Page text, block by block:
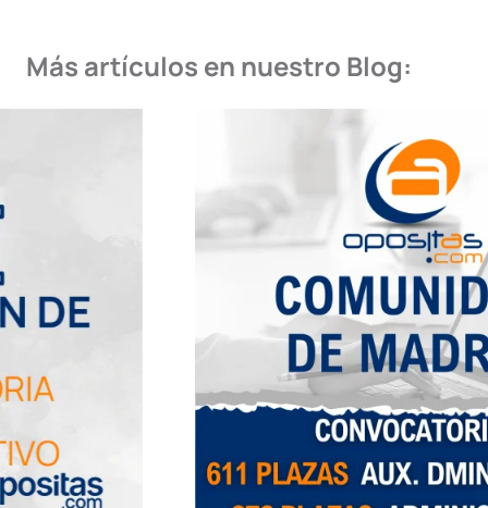
Más artículos en nuestro Blog: